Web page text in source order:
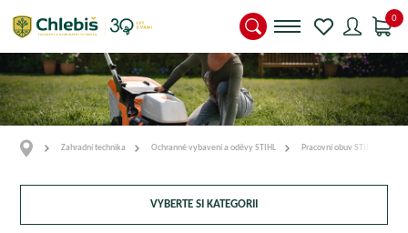
0
Zahradní technika Ochranné vybavení a oděvy STIHL Pracovní obuv STIHL
VYBERTE SI KATEGORII